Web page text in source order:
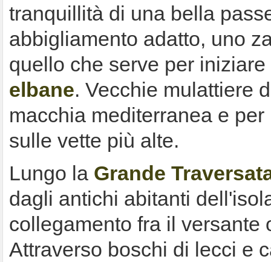
tranquillità di una bella
abbigliamento adatto, uno
quello che serve per
elbane. Vecchie mulattiere
macchia mediterranea e
sulle vette più alte.
Lungo la Grande
dagli antichi abitanti
collegamento fra il
Attraverso boschi di lecci e